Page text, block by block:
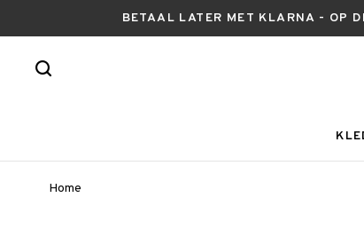
BETAAL LATER MET KLARNA - OP
Home